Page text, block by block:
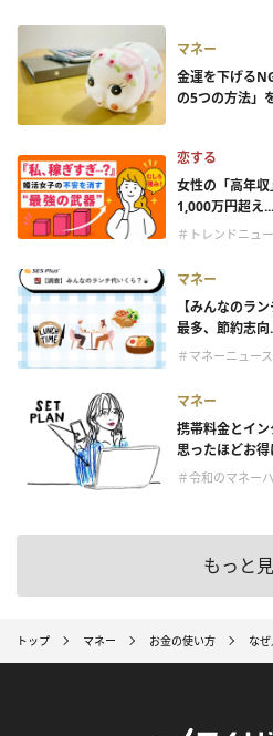
マネー
金運を下げる
の5つの方法」
恋する
女性の「高年
1,000万円超え...
＃トレンドニュ
マネー
【みんなのラ
最多、節約志向
＃マネーニュース
マネー
携帯料金とイン
思ったほどお得
＃令和のマネー
もっと
トップ マネー お金の使い方 な